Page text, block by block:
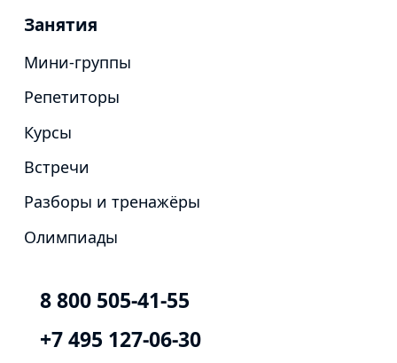
Занятия
Мини-группы
Репетиторы
Курсы
Встречи
Разборы и тренажёры
Олимпиады
8 800 505-41-55
+7 495 127-06-30